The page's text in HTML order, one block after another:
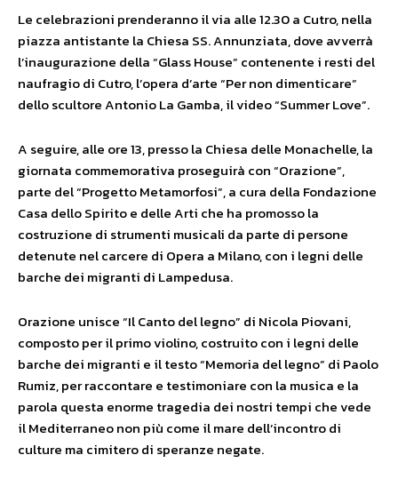
Le celebrazioni prenderanno il via alle 12.30 a Cutro, nella
piazza antistante la Chiesa SS. Annunziata, dove avverrà
l’inaugurazione della “Glass House” contenente i resti del
naufragio di Cutro, l’opera d’arte “Per non dimenticare”
dello scultore Antonio La Gamba, il video “Summer Love”.
A seguire, alle ore 13, presso la Chiesa delle Monachelle, la
giornata commemorativa proseguirà con “Orazione”,
parte del “Progetto Metamorfosi”, a cura della Fondazione
Casa dello Spirito e delle Arti che ha promosso la
costruzione di strumenti musicali da parte di persone
detenute nel carcere di Opera a Milano, con i legni delle
barche dei migranti di Lampedusa.
Orazione unisce “Il Canto del legno” di Nicola Piovani,
composto per il primo violino, costruito con i legni delle
barche dei migranti e il testo “Memoria del legno” di Paolo
Rumiz, per raccontare e testimoniare con la musica e la
parola questa enorme tragedia dei nostri tempi che vede
il Mediterraneo non più come il mare dell’incontro di
culture ma cimitero di speranze negate.